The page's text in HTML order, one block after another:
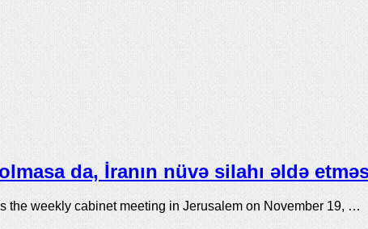
da, İranın nüvə silahı əldə
the weekly cabinet meeting in Jerusalem on November 19, …